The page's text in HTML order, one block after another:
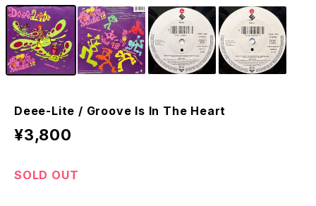
Deee-Lite / Groove Is In The Heart
¥3,800
SOLD OUT